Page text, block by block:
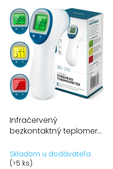
ý
p
i
s
p
r
o
d
u
t
o
v
Infračervený
bezkontaktný teplomer
Skladom u dodávateľa
(>5 ks)